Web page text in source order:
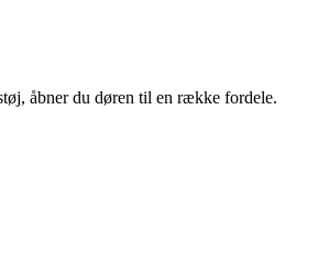
åbner du døren til en række fordele.